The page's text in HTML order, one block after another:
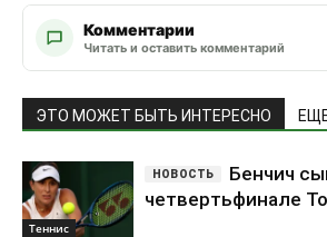
Комментарии
Читать и оставить комментарий
ЭТО МОЖЕТ БЫТЬ ИНТЕРЕСНО
Теннис
Бенчич
четвертьфинале